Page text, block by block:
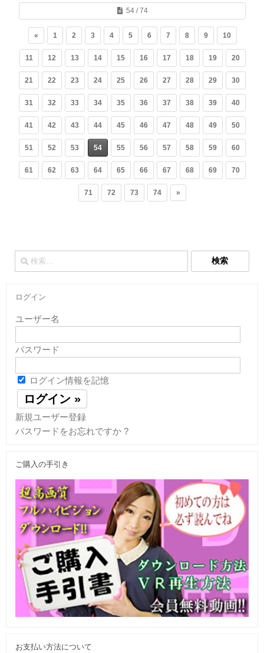
54 / 74
« 1 2 3 4 5 6 7 8 9 10
11 12 13 14 15 16 17 18 19 20
21 22 23 24 25 26 27 28 29 30
31 32 33 34 35 36 37 38 39 40
41 42 43 44 45 46 47 48 49 50
51 52 53 54 55 56 57 58 59 60
61 62 63 64 65 66 67 68 69 70
71 72 73 74 »
検
索:
ログイン
ユーザー名
パスワード
ログイン情報を記憶
新規ユーザー登録
パスワードをお忘れですか ?
ご購入の手引き
お支払い方法について